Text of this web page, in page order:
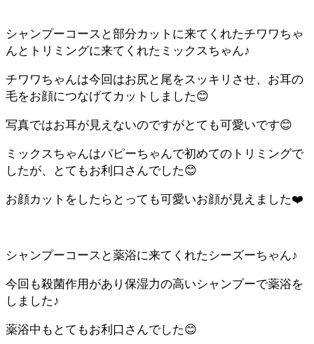
シャンプーコースと部分カットに来てくれたチワワちゃ
んとトリミングに来てくれたミックスちゃん♪
チワワちゃんは今回はお尻と尾をスッキリさせ、お耳の
毛をお顔につなげてカットしました😊
写真ではお耳が見えないのですがとても可愛いです😊
ミックスちゃんはパピーちゃんで初めてのトリミングで
したが、とてもお利口さんでした😊
お顔カットをしたらとっても可愛いお顔が見えました❤️
シャンプーコースと薬浴に来てくれたシーズーちゃん♪
今回も殺菌作用があり保湿力の高いシャンプーで薬浴を
しました♪
薬浴中もとてもお利口さんでした😊